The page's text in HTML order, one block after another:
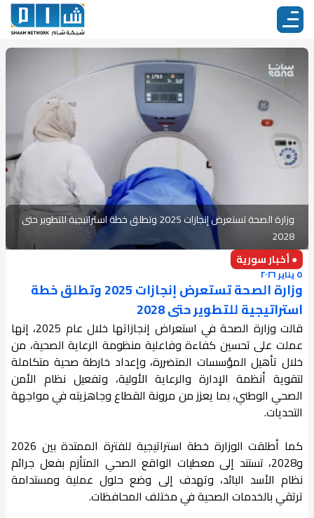
وزارة الصحة تستعرض إنجازات 2025 وتطلق خطة استراتيجية للتطوير حتى
2028
● أخبار سورية
٥ يناير ٢٠٢٦
وزارة الصحة تستعرض إنجازات 2025 وتطلق خطة
استراتيجية للتطوير حتى 2028
قالت وزارة الصحة في استعراض إنجازاتها خلال عام 2025، إنها
عملت على تحسين كفاءة وفاعلية منظومة الرعاية الصحية، من
خلال تأهيل المؤسسات المتضررة، وإعداد خارطة صحية متكاملة
لتقوية أنظمة الإدارة والرعاية الأولية، وتفعيل نظام الأمن
الصحي الوطني، بما يعزز من مرونة القطاع وجاهزيته في مواجهة
التحديات.
كما أطلقت الوزارة خطة استراتيجية للفترة الممتدة بين 2026
و2028، تستند إلى معطيات الواقع الصحي المتأزم بفعل جرائم
نظام الأسد البائد، وتهدف إلى وضع حلول عملية ومستدامة
ترتقي بالخدمات الصحية في مختلف المحافظات.